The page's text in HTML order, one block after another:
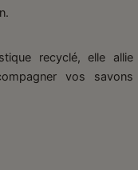
recyclé, elle allie
vos savons